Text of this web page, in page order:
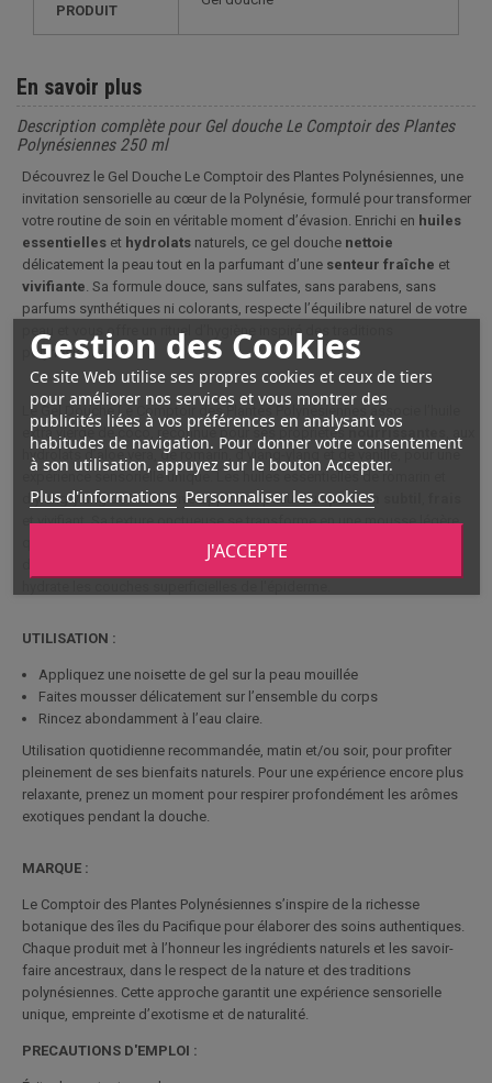
Gestion des Cookies
Ce site Web utilise ses propres cookies et ceux de tiers
pour améliorer nos services et vous montrer des
publicités liées à vos préférences en analysant vos
habitudes de navigation. Pour donner votre consentement
à son utilisation, appuyez sur le bouton Accepter.
Plus d'informations Personnaliser les cookies
J'ACCEPTE
PRODUIT
En savoir plus
Description complète pour Gel douche Le Comptoir des Plantes
Polynésiennes 250 ml
Découvrez le Gel Douche Le Comptoir des Plantes Polynésiennes , une
invitation sensorielle au cœur de la Polynésie, formulé pour transformer
votre routine de soin en véritable moment d’évasion. Enrichi en huiles
essentielles et hydrolats naturels, ce gel douche nettoie
délicatement la peau tout en la parfumant d’une senteur fraîche et
vivifiante . Sa formule douce, sans sulfates, sans parabens, sans
parfums synthétiques ni colorants, respecte l’équilibre naturel de votre
peau et vous offre un rituel d’hygiène inspiré des traditions
polynésiennes.
Le Gel Douche Le Comptoir des Plantes Polynésiennes
extra vierge de coco, reconnue pour ses propriétés
hydrolats d’aloe vera, de romarin, d’ylang-ylang et de vanille, pour une
expérience sensorielle unique. Les huiles essentielles de romarin et
d’ylang-ylang de Tahiti enveloppent la peau d’unparfum
et vivifiant. Sa texture onctueuse se transforme en une mousse légère
, tout en respectant la barrière cutanée. Ce gel
douche laisse la peau douce, apaisée, délicatement parfumée et
UTILISATION :
Appliquez une noisette de gel sur la peau mouillée
Faites mousser délicatement sur l’ensemble du corps
Rincez abondamment à l’eau claire.
Utilisation quotidienne recommandée, matin et/ou soir, pour profiter
pleinement de ses bienfaits naturels. Pour une expérience encore plus
relaxante, prenez un moment pour respirer profondément les arômes
exotiques pendant la douche.
MARQUE :
Le Comptoir des Plantes Polynésiennes s’inspire de la richesse
botanique des îles du Pacifique pour élaborer des soins authentiques.
Chaque produit met à l’honneur les ingrédients naturels et les savoir-
faire ancestraux, dans le respect de la nature et des traditions
polynésiennes. Cette approche garantit une expérience sensorielle
unique, empreinte d’exotisme et de naturalité.
PRECAUTIONS D'EMPLOI :